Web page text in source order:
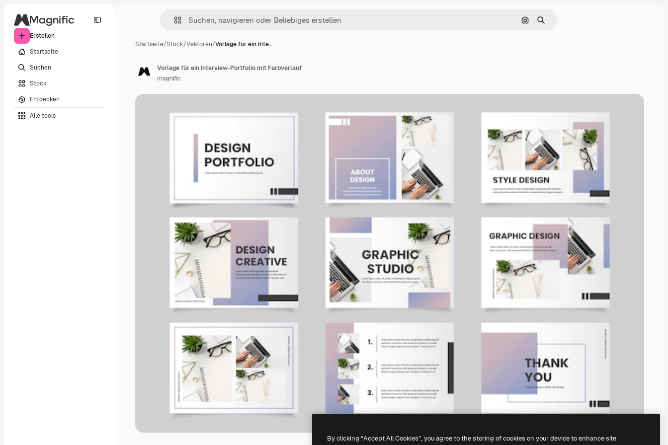
Erstellen
Startseite
Suchen
Stock
Entdecken
Alle tools
Nach Bild suchen
Suchen
Startseite/Stock/Vektoren/Vorlage für ein Inte…
Vorlage für ein Interview-Portfolio mit Farbverlauf
magnific
By clicking “Accept All Cookies”, you agree to the storing of cookies on your device to enhance site